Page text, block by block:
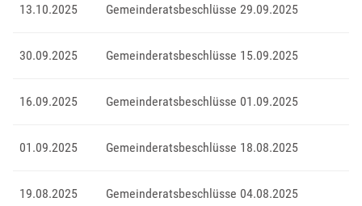
13.10.2025 Gemeinderatsbeschlüsse 29.09.2025
30.09.2025 Gemeinderatsbeschlüsse 15.09.2025
16.09.2025 Gemeinderatsbeschlüsse 01.09.2025
01.09.2025 Gemeinderatsbeschlüsse 18.08.2025
19.08.2025 Gemeinderatsbeschlüsse 04.08.2025